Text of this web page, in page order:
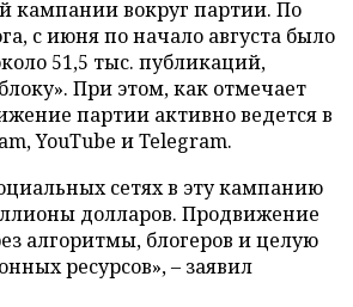
кампании вокруг партии. По
с июня по начало августа было
51,5 тыс. публикаций,
При этом, как отмечает
партии активно ведется в
YouTube и Telegram.
сетях в эту кампанию
долларов. Продвижение
алгоритмы, блогеров и целую
ресурсов», – заявил